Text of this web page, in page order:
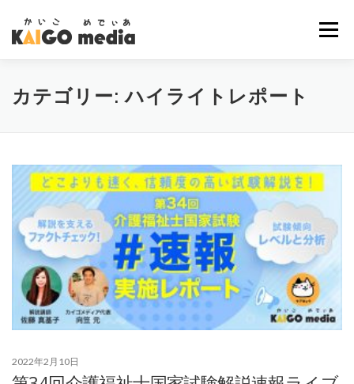
メニュー
TOP NEWS VISION BUSINESS MEDIA
カテゴリー:ハイライトレポート
2022年2月10日